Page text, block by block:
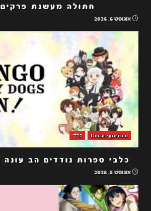
חתולה מעשנת פרקים 5-4
אוגוסט 6, 2026
Uncategorized כללי
כלבי ספרות נודדים הב עונה 2 פרקים 5-1
אוגוסט 5, 2026